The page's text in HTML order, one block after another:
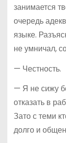
занимается
очередь
языке.
не умничал,
— Честность.
— Я не сижу
отказать в
Зато с теми
долго и